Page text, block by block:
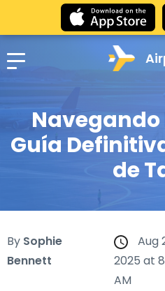
Navegando
Guía
de
By Sophie
Bennett
Aug
2025 at
AM